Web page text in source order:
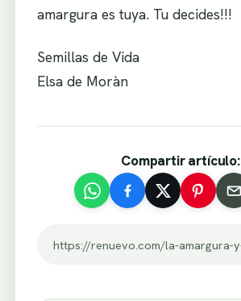
amargura es tuya. Tu decides!!!
Semillas de Vida
Elsa de Moràn
Compartir artículo: